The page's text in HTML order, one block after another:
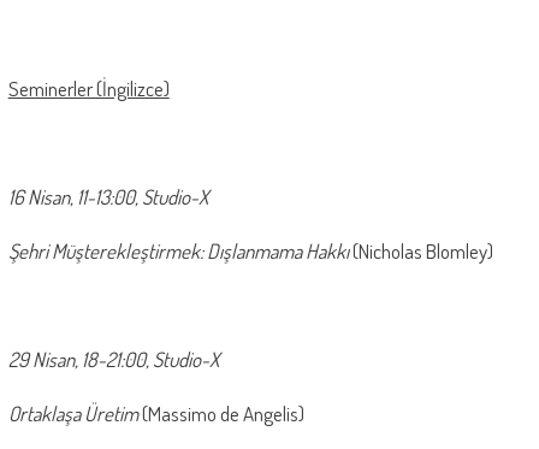
Seminerler (İngilizce)
16 Nisan, 11-13:00, Studio-X
Şehri Müşterekleştirmek: Dışlanmama Hakkı(Nicholas Blomley)
29 Nisan, 18-21:00, Studio-X
Ortaklaşa Üretim(Massimo de Angelis)